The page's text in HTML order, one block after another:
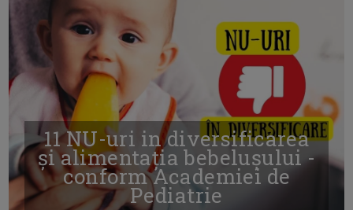
11 NU-uri in diversificarea
și alimentația bebelușului -
conform Academiei de
Pediatrie